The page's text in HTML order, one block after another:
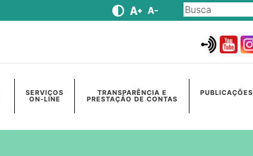
SERVIÇOS
ON-LINE
TRANSPARÊNCIA E
PRESTAÇÃO DE CONTAS
PUBLICAÇÕES